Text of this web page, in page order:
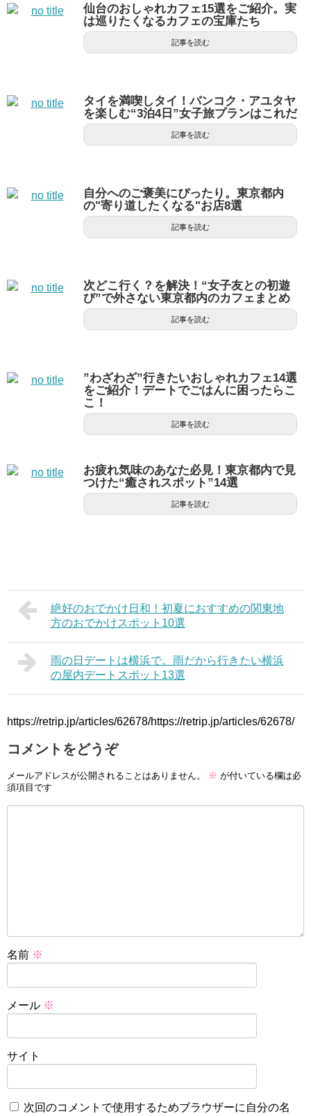
仙台のおしゃれカフェ15選をご紹介。実
は巡りたくなるカフェの宝庫たち
記事を読む
タイを満喫しタイ！バンコク・アユタヤ
を楽しむ“3泊4日”女子旅プランはこれだ
記事を読む
自分へのご褒美にぴったり。東京都内
の"寄り道したくなる"お店8選
記事を読む
次どこ行く？を解決！“女子友との初遊
び”で外さない東京都内のカフェまとめ
記事を読む
”わざわざ”行きたいおしゃれカフェ14選
をご紹介！デートでごはんに困ったらこ
こ！
記事を読む
お疲れ気味のあなた必見！東京都内で見
つけた“癒されスポット”14選
記事を読む
絶好のおでかけ日和！初夏におすすめの関東地
方のおでかけスポット10選
雨の日デートは横浜で。雨だから行きたい横浜
の屋内デートスポット13選
https://retrip.jp/articles/62678/https://retrip.jp/articles/62678/
コメントをどうぞ
メールアドレスが公開されることはありません。 ※ が付いている欄は必
須項目です
名前 ※
メール ※
サイト
次回のコメントで使用するためブラウザーに自分の名